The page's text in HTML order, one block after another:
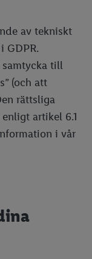
av tekniskt
GDPR.
till
(och att
rättsliga
artikel 6.1
i vår